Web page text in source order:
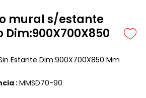
mural s/estante
Estante Dim:900X700X850 Mm
:MMSD70-90